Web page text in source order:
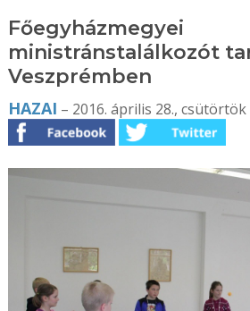
Főegyházmegyei
ministránstalálkozót
Veszprémben
HAZAI – 2016. április 28.,